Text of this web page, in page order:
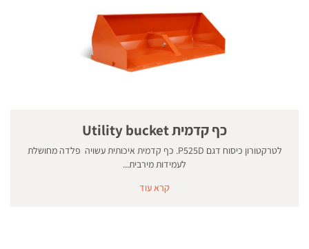
כף קדמית Utility bucket
לטרקטורון כיסוח דגם P525D. כף קדמית איכותית עשויה פלדה מחושלת
לעמידות מירבית...
קרא עוד